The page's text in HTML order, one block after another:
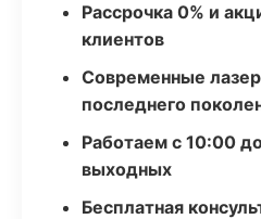
Рассрочка 0% и
клиентов
Современные
последнего
Работаем с 10:00
выходных
Бесплатная